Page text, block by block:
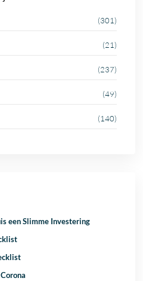
(301)
(21)
(237)
(49)
(140)
een Slimme Investering